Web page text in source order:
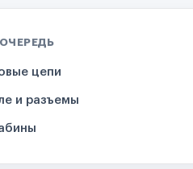
цепи
и разъемы